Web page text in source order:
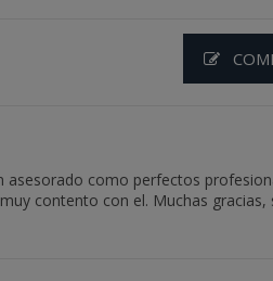
asesorado como perfectos
contento con el. Muchas gracias,